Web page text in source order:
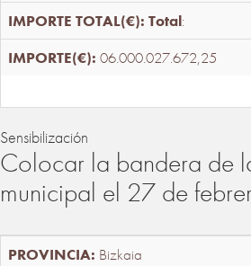
Total:
06.000.027.672,25
Sensibilización
Colocar la bandera de
municipal el 27 de
Bizkaia